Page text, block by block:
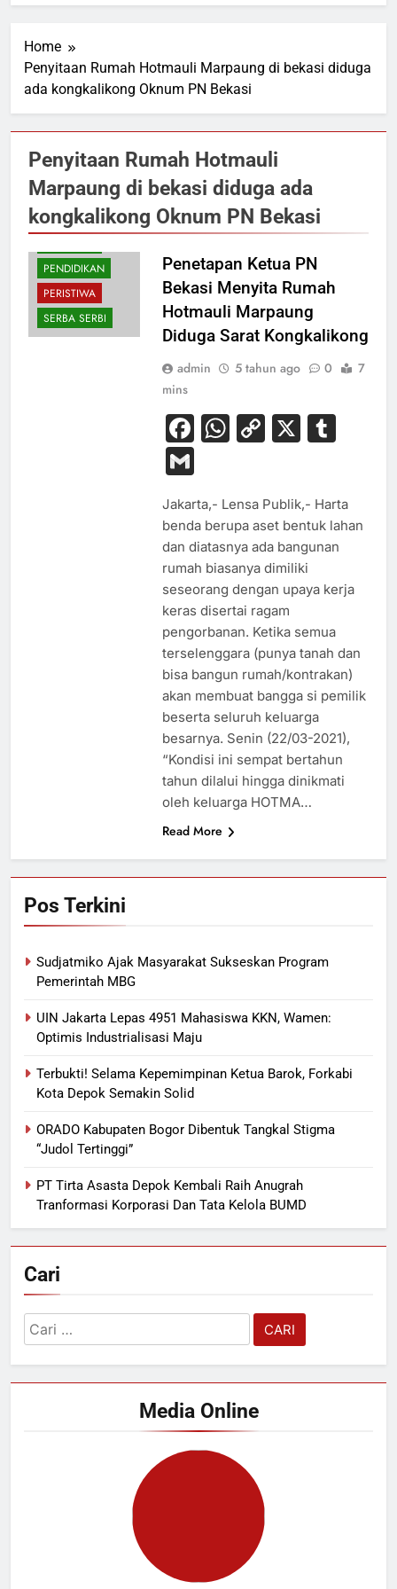
Home
Penyitaan Rumah Hotmauli Marpaung di bekasi diduga
ada kongkalikong Oknum PN Bekasi
Penyitaan Rumah Hotmauli
Marpaung di bekasi diduga ada
kongkalikong Oknum PN Bekasi
PENDIDIKAN
PERISTIWA
SERBA SERBI
Penetapan Ketua PN
Bekasi Menyita Rumah
Hotmauli Marpaung
Diduga Sarat Kongkalikong
admin 5 tahun ago 0
7
mins
Facebook
WhatsApp
Copy
X
Gmail
Jakarta,- Lensa Publik,- Harta
benda berupa aset bentuk lahan
dan diatasnya ada bangunan
rumah biasanya dimiliki
seseorang dengan upaya kerja
keras disertai ragam
pengorbanan. Ketika semua
terselenggara (punya tanah dan
bisa bangun rumah/kontrakan)
akan membuat bangga si pemilik
beserta seluruh keluarga
besarnya. Senin (22/03-2021),
“Kondisi ini sempat bertahun
tahun dilalui hingga dinikmati
oleh keluarga HOTMA…
Read More
Pos Terkini
Sudjatmiko Ajak Masyarakat Sukseskan Program
Pemerintah MBG
UIN Jakarta Lepas 4951 Mahasiswa KKN, Wamen:
Optimis Industrialisasi Maju
Terbukti! Selama Kepemimpinan Ketua Barok, Forkabi
Kota Depok Semakin Solid
ORADO Kabupaten Bogor Dibentuk Tangkal Stigma
“Judol Tertinggi”
PT Tirta Asasta Depok Kembali Raih Anugrah
Tranformasi Korporasi Dan Tata Kelola BUMD
Cari
Cari
untuk:
Media Online